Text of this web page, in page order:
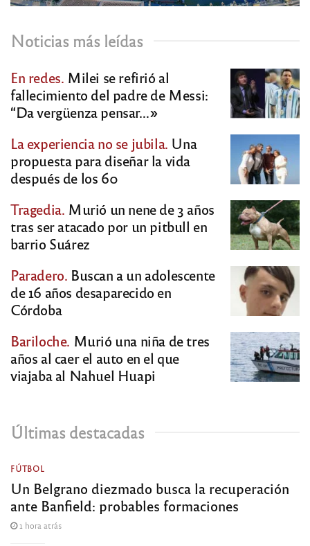
Noticias más leídas
En redes. Milei se refirió al
fallecimiento del padre de Messi:
“Da vergüenza pensar…»
La experiencia no se jubila. Una
propuesta para diseñar la vida
después de los 60
Tragedia. Murió un nene de 3 años
tras ser atacado por un pitbull en
barrio Suárez
Paradero. Buscan a un adolescente
de 16 años desaparecido en
Córdoba
Bariloche. Murió una niña de tres
años al caer el auto en el que
viajaba al Nahuel Huapi
Últimas destacadas
FÚTBOL
Un Belgrano diezmado busca la recuperación
ante Banfield: probables formaciones
1 hora atrás